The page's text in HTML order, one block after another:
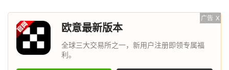
广告 X
欧意最新版本
全球三大交易所之一，新用户注册即领专属福
利。